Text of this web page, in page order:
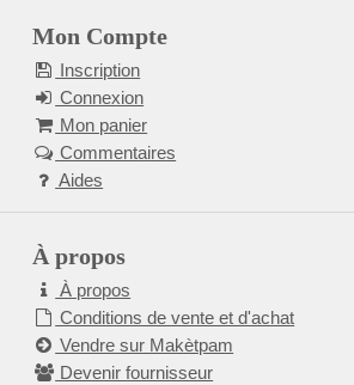
Mon Compte
Inscription
Connexion
Mon panier
Commentaires
Aides
À propos
À propos
Conditions de vente et d'achat
Vendre sur Makètpam
Devenir fournisseur